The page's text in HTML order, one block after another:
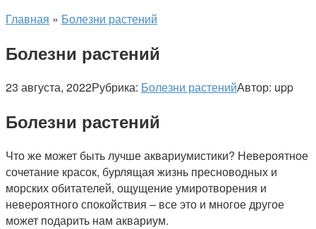
Главная » Болезни растений
Болезни растений
23 августа, 2022Рубрика: Болезни растенийАвтор: upp
Болезни растений
Что же может быть лучше аквариумистики? Невероятное
сочетание красок, бурлящая жизнь пресноводных и
морских обитателей, ощущение умиротворения и
невероятного спокойствия – все это и многое другое
может подарить нам аквариум.